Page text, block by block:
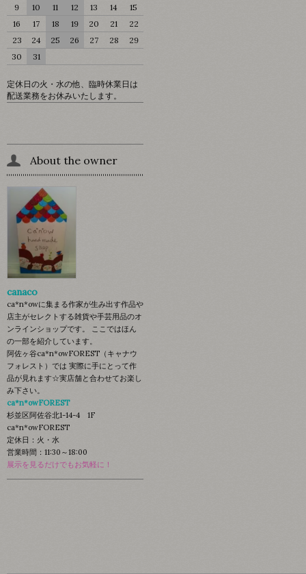
9
10 11 12 13 14
15
16
17 18 19 20 21
22
23
24 25 26 27 28
29
30
31
定休日の火・水の他、臨時休業日は
配送業務をお休みいたします。
About the owner
canaco
ca*n*owに集まる作家が生み出す作品や
店主がセレクトする雑貨や手芸用品のオ
ンラインショップです。 ここではほん
の一部を紹介しています。
阿佐ヶ谷ca*n*owFOREST（キャナウ
フォレスト）では 実際に手にとって作
品が見れます☆実店舗と合わせてお楽し
み下さい。
ca*n*owFOREST
杉並区阿佐谷北1-14-4 1F
ca*n*owFOREST
定休日：火・水
営業時間：11:30～18:00
展示を見るだけでもお気軽に！